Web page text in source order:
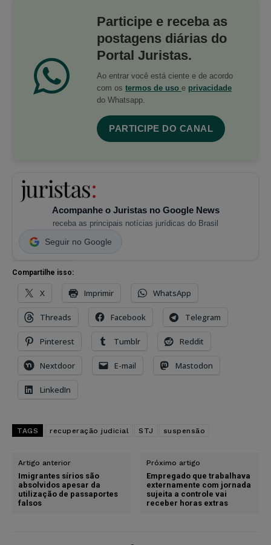
Participe e receba as
postagens diárias do
Portal Juristas.
Ao entrar você está ciente e de acordo
com os termos de uso e privacidade
do Whatsapp.
PARTICIPE DO CANAL
Acompanhe o Juristas no Google News
receba as principais notícias jurídicas do Brasil
Seguir no Google
Compartilhe isso:
X Imprimir WhatsApp
Threads Facebook Telegram
Pinterest Tumblr Reddit
Nextdoor E-mail Mastodon
LinkedIn
TAGS recuperação judicial STJ suspensão
Artigo anterior
Imigrantes sírios são
absolvidos apesar da
utilização de passaportes
falsos
Próximo artigo
Empregado que trabalhava
externamente com jornada
sujeita a controle vai
receber horas extras